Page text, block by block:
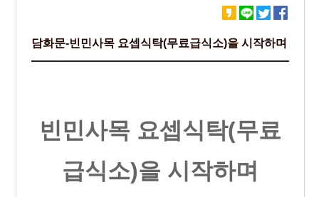
담화문-빈민사목 요셉식탁(무료급식소)을 시작하며
빈민사목 요셉식탁(무료
급식소)을 시작하며